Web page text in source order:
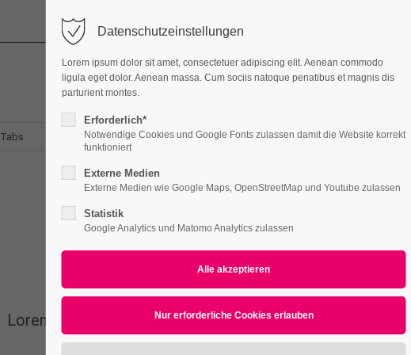
Support
Lorem ipsum dolor sit amet:
24h/ 365days
Mon - Fri 8:00am - 5:00pm(GMT +1)
Cybersteel Inc.
+44 1234 567 890
info@yourdomain.com
Features Page Presets
Tabs
Tabs
Lorem ipsum dolor sit amet, consectetuer adipiscing elit.
commodo ligula eget dolor. Aenean massa.
Datenschutzeinstellungen
Lorem ipsum dolor sit amet, consectetuer adipiscing elit. Aenean commodo
ligula eget dolor. Aenean massa. Cum sociis natoque penatibus et magnis dis
parturient montes.
Erforderlich*
Notwendige Cookies und Google Fonts zulassen damit die Website korrekt
funktioniert
Externe Medien
Externe Medien wie Google Maps, OpenStreetMap und Youtube zulassen
Statistik
Google Analytics und Matomo Analytics zulassen